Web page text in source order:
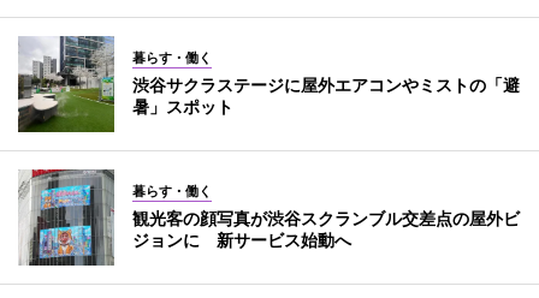
暮らす・働く
渋谷サクラステージに屋外エアコンやミストの「避
暑」スポット
暮らす・働く
観光客の顔写真が渋谷スクランブル交差点の屋外ビ
ジョンに 新サービス始動へ